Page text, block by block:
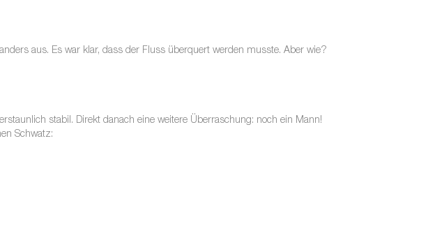
aus. Es war klar, dass der Fluss überquert werden musste. Aber wie?
stabil. Direkt danach eine weitere Überraschung: noch ein Mann!
Schwatz: